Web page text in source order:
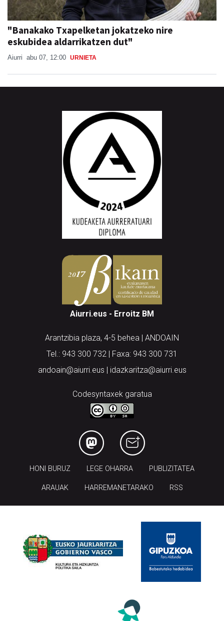
"Banakako Txapelketan jokatzeko nire
eskubidea aldarrikatzen dut"
Aiurri abu 07, 12:00 URNIETA
Aiurri.eus - Erroitz BM
Arantzibia plaza, 4-5 behea | ANDOAIN
Tel.: 943 300 732 | Faxa: 943 300 731
andoain@aiurri.eus | idazkaritza@aiurri.eus
Codesyntaxek garatua
HONI BURUZ LEGE OHARRA PUBLIZITATEA
ARAUAK HARREMANETARAKO RSS